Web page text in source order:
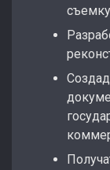
съемку